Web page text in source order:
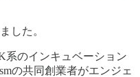
した。
系のインキュベーション
の共同創業者がエンジェ